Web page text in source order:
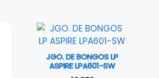
JGO. DE BONGOS LP
ASPIRE LPA601-SW